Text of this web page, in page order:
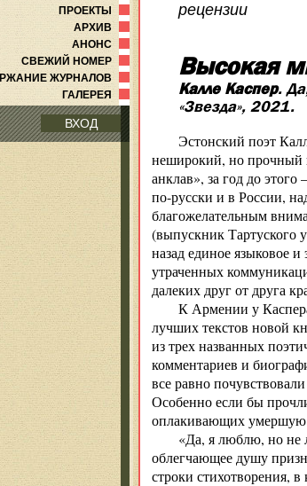
ПРОЕКТЫ
АРХИВ
АНОНС
СВЕЖИЙ НОМЕР
ЖУРНАЛОВ
ГАЛЕРЕЯ
ВХОД
рецензии
Высокая
Калле Каспер.
«Звезда», 2021.
Эстонский поэт
неширокий, но прочный
анклав», за год до
по-русски и в России,
благожелательным
(выпускник Тартуского
назад единое языковое
утраченных
далеких друг от друга
К Армении у
лучших текстов новой
из трех названных
комментариев и
все равно
Особенно если бы
оплакивающих умершую
«Да, я люблю, но не
облегчающее душу
строки стихотворения,